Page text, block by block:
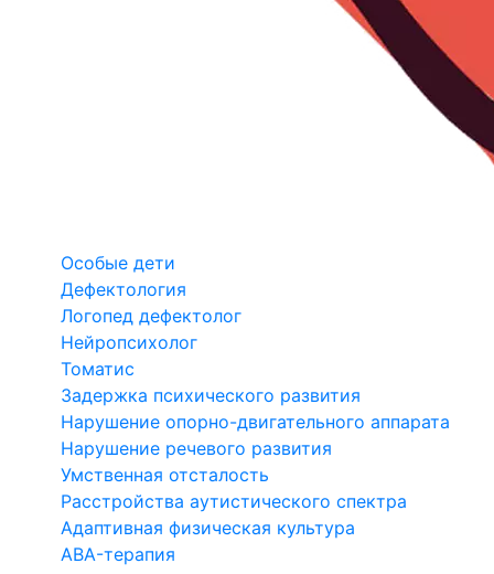
Особые дети
Дефектология
Логопед дефектолог
Нейропсихолог
Томатис
Задержка психического развития
Нарушение опорно-двигательного аппарата
Нарушение речевого развития
Умственная отсталость
Расстройства аутистического спектра
Адаптивная физическая культура
ABA-терапия